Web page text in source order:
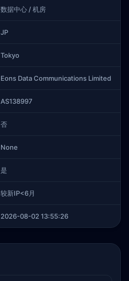
数据中心 / 机房
JP
Tokyo
Eons Data Communications Limited
AS138997
否
None
是
较新IP<6月
2026-08-02 13:55:26